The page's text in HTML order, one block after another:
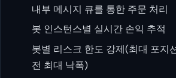
내부 메시지 큐를 통한 주문 처리
봇 인스턴스별 실시간 손익 추적
봇별 리스크 한도 강제(최대 포지
전 최대 낙폭)